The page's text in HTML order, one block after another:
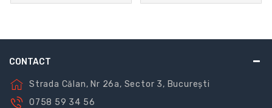
CONTACT
Strada Călan, Nr 26a, Sector 3, București
0758 59 34 56